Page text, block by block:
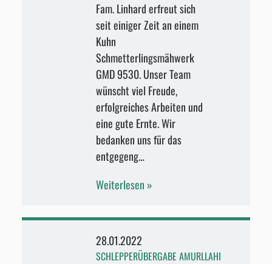
Fam. Linhard erfreut sich
seit einiger Zeit an einem
Kuhn
Schmetterlingsmähwerk
GMD 9530. Unser Team
wünscht viel Freude,
erfolgreiches Arbeiten und
eine gute Ernte. Wir
bedanken uns für das
entgegeng…
Weiterlesen
28.01.2022
SCHLEPPERÜBERGABE AMURLLAHI